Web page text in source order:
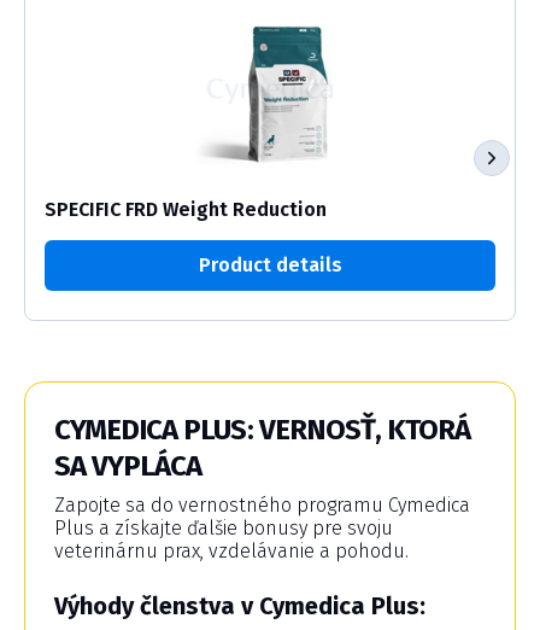
SPECIFIC FRD Weight Reduction
Product details
CYMEDICA PLUS: VERNOSŤ, KTORÁ
SA VYPLÁCA
Zapojte sa do vernostného programu Cymedica
Plus a získajte ďalšie bonusy pre svoju
veterinárnu prax, vzdelávanie a pohodu.
Výhody členstva v Cymedica Plus: